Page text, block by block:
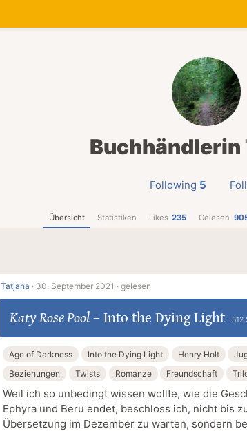
Buchhändlerin
Following 5
Übersicht Statistiken Likes 235 Gelesen
Tatjana · 30. September 2021 · gelesen
Katy Rose Pool– Into the Dying Light 512
Age of Darkness Into the Dying Light Henry Holt
Beziehungen
Twists Romanze Freundschaft
Weil ich so unbedingt wissen wollte, wie die
Ephyra und Beru endet, beschloss ich, nicht bis
Übersetzung im Dezember zu warten, sondern